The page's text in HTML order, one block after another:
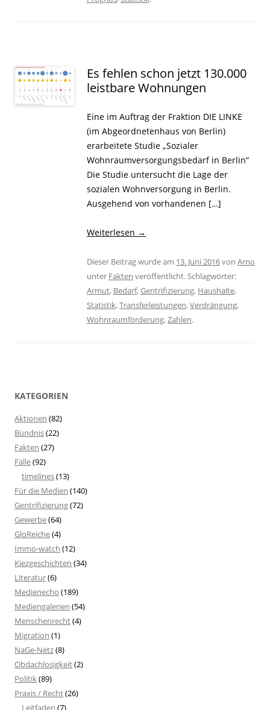
Es fehlen schon jetzt 130.000
leistbare Wohnungen
Eine im Auftrag der Fraktion DIE LINKE
(im Abgeordnetenhaus von Berlin)
erarbeitete Studie „Sozialer
Wohnraumversorgungsbedarf in Berlin“
Die Studie untersucht die Lage der
sozialen Wohnversorgung in Berlin.
Ausgehend von vorhandenen […]
Weiterlesen →
Dieser Beitrag wurde am 13. Juni 2016von Arno
unter Fakten veröffentlicht. Schlagwörter:
Armut, Bedarf,Gentrifizierung, Haushalte,
Statistik,Transferleistungen,Verdrängung,
Wohnraumförderung,Zahlen.
KATEGORIEN
Aktionen (82)
Bündnis(22)
Fakten (27)
Fälle(92)
timelines(13)
Für die Medien (140)
Gentrifizierung(72)
Gewerbe(64)
GloReiche(4)
Immo-watch (12)
Kiezgeschichten (34)
Literatur(6)
Medienecho (189)
Mediengalerien (54)
Menschenrecht(4)
Migration (1)
NaGe-Netz(8)
Obdachlosigkeit(2)
Politik(89)
Praxis / Recht(26)
Leitfaden (7)